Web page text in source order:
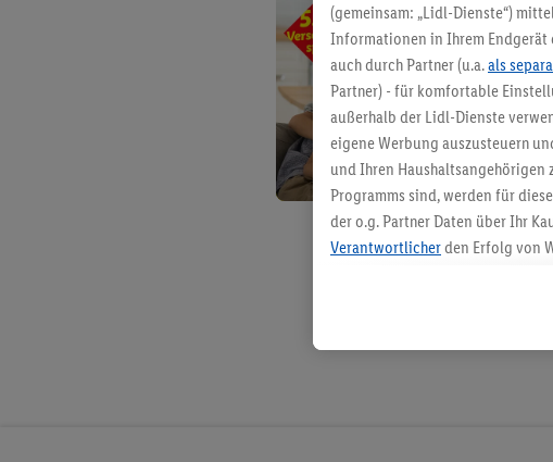
(gemeinsam: „Lidl-Dienste“)
Informationen in Ihrem
auch durch Partner (u.a.als
Partner) - für komfortable
außerhalb der Lidl-Dienste
eigene Werbung auszusteuern
und Ihren Haushaltsangehörigen
Programms sind, werden für
der o.g. Partner Daten über Ihr
Verantwortlicherden Erfolg von
angereicherten Profilen. Dies
Kaufverhalten in den Lidl-
genauen Standortdaten) auch
Sicherung und Optimierung